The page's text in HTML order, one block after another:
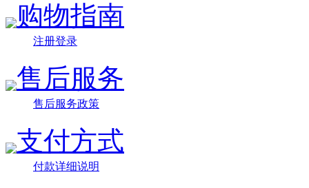
购物指南
注册登录
售后服务
售后服务政策
支付方式
付款详细说明